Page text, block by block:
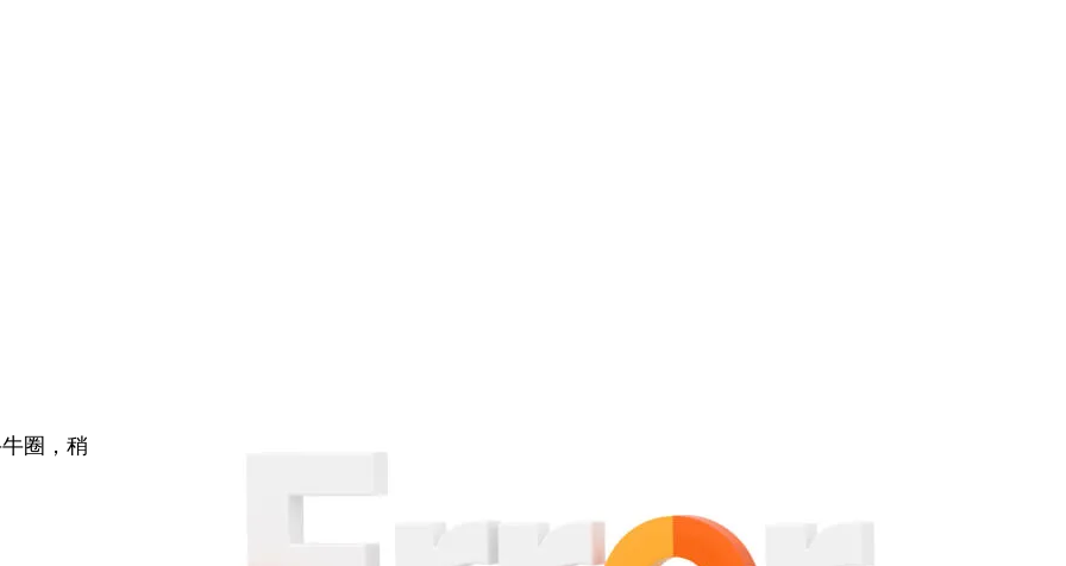
圈，稍